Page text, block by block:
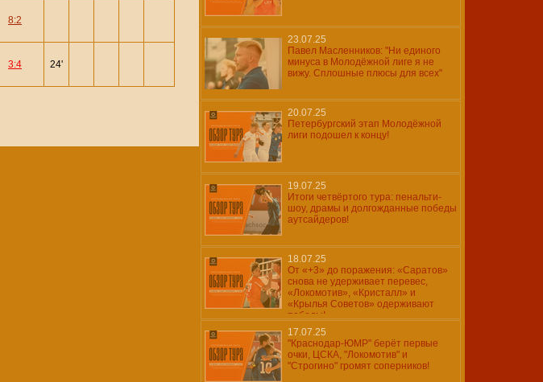
8:2
3:4 24'
23.07.25
Павел Масленников: "Ни единого
минуса в Молодёжной лиге я не
вижу. Сплошные плюсы для всех"
20.07.25
Петербургский этап Молодёжной
лиги подошел к концу!
19.07.25
Итоги четвёртого тура: пенальти-
шоу, драмы и долгожданные победы
аутсайдеров!
18.07.25
От «+3» до поражения: «Саратов»
снова не удерживает перевес,
«Локомотив», «Кристалл» и
«Крылья Советов» одерживают
победы!
17.07.25
"Краснодар-ЮМР" берёт первые
очки, ЦСКА, "Локомотив" и
"Строгино" громят соперников!